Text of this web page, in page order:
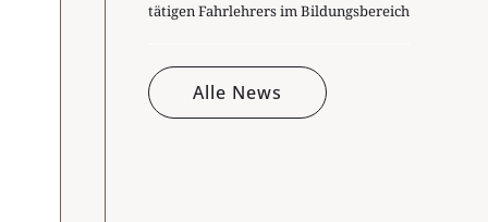
tätigen Fahrlehrers im Bildungsbereich
Alle News